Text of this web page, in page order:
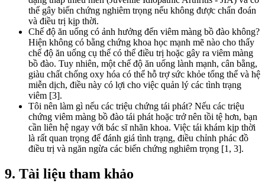
thể gây biến chứng nghiêm trọng nếu không được chẩn đoán
và điều trị kịp thời.
Chế độ ăn uống có ảnh hưởng đến viêm màng bồ đào không?
Hiện không có bằng chứng khoa học mạnh mẽ nào cho thấy
chế độ ăn uống cụ thể có thể điều trị hoặc gây ra viêm màng
bồ đào. Tuy nhiên, một chế độ ăn uống lành mạnh, cân bằng,
giàu chất chống oxy hóa có thể hỗ trợ sức khỏe tổng thể và hệ
miễn dịch, điều này có lợi cho việc quản lý các tình trạng
viêm [3].
Tôi nên làm gì nếu các triệu chứng tái phát? Nếu các triệu
chứng viêm màng bồ đào tái phát hoặc trở nên tồi tệ hơn, bạn
cần liên hệ ngay với bác sĩ nhãn khoa. Việc tái khám kịp thời
là rất quan trọng để đánh giá tình trạng, điều chỉnh phác đồ
điều trị và ngăn ngừa các biến chứng nghiêm trọng [1, 3].
9. Tài liệu tham khảo